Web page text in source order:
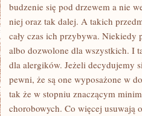
budzenie się pod drzewem a nie
niej oraz tak dalej. A takich
cały czas ich przybywa. Niekiedy
albo dozwolone dla wszystkich. I
dla alergików. Jeżeli decydujemy
pewni, że są one wyposażone w
tak że w stopniu znaczącym
chorobowych. Co więcej usuwają